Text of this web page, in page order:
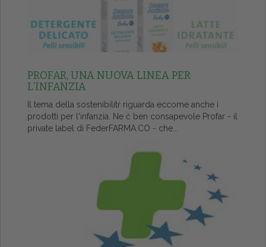
PROFAR, UNA NUOVA LINEA PER
L’INFANZIA
Il tema della sostenibilitŕ riguarda eccome anche i
prodotti per l'infanzia. Ne č ben consapevole Profar - il
private label di FederFARMA.CO - che...